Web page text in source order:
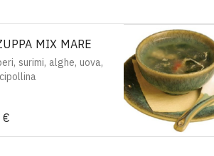
MIX MARE
surimi, alghe, uova,
€